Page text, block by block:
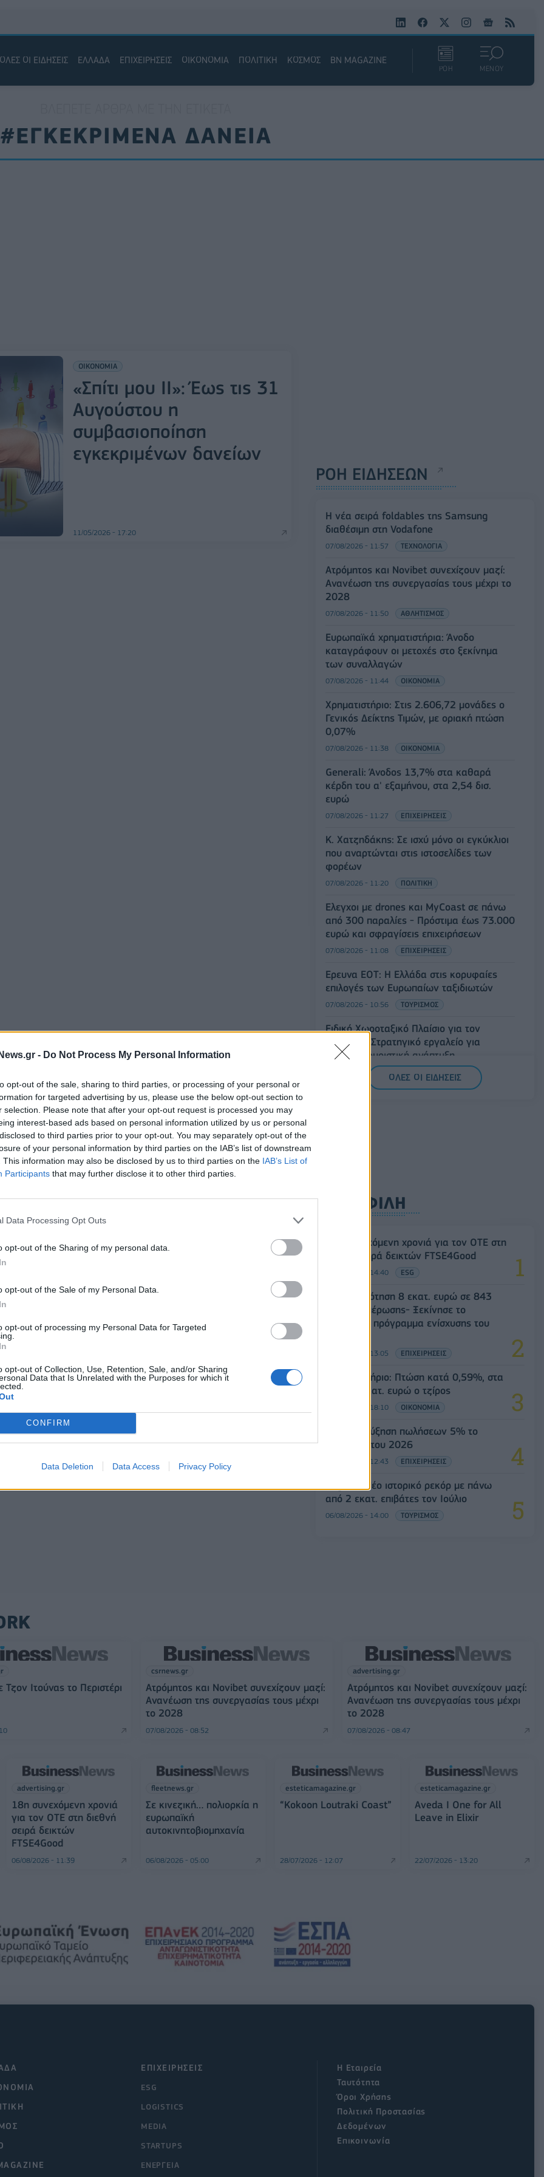
- Do Not Process My Personal Information
opt-out of the sale, sharing to third parties, or processing of your personal or
for targeted advertising by us, please use the below opt-out section to
selection. Please note that after your opt-out request is processed you may
interest-based ads based on personal information utilized by us or personal
to third parties prior to your opt-out. You may separately opt-out of the
of your personal information by third parties on the IAB’s list of downstream
This information may also be disclosed by us to third parties on the IAB’s List of
Participants that may further disclose it to other third parties.
Data Processing Opt Outs
opt-out of the Sharing of my personal data.
opt-out of the Sale of my Personal Data.
opt-out of processing my Personal Data for Targeted
opt-out of Collection, Use, Retention, Sale, and/or Sharing
Data that Is Unrelated with the Purposes for which it
CONFIRM
Data Deletion Data Access Privacy Policy
ΟΛΕΣ ΟΙ ΕΙΔΗΣΕΙΣ ΕΛΛΑΔΑ ΕΠΙΧΕΙΡΗΣΕΙΣ ΟΙΚΟΝΟΜΙΑ ΠΟΛΙΤΙΚΗ ΚΟΣΜΟΣ BN MAGAZINE
ΡΟΗ ΜΕΝΟΥ
#ΕΓΚΕΚΡΙΜΕΝΑ ΔΑΝΕΙΑ
ΟΙΚΟΝΟΜΙΑ
«Σπίτι μου ΙΙ»: Έως τις 31
Αυγούστου η
συμβασιοποίηση
εγκεκριμένων δανείων
11/05/2026 - 17:20
ΡΟΗ ΕΙΔΗΣΕΩΝ
Η νέα σειρά foldables της Samsung
διαθέσιμη στη Vodafone
07/08/2026 - 11:57 ΤΕΧΝΟΛΟΓΙΑ
Ατρόμητος και Novibet συνεχίζουν μαζί:
Ανανέωση της συνεργασίας τους μέχρι το
2028
07/08/2026 - 11:50 ΑΘΛΗΤΙΣΜΟΣ
Ευρωπαϊκά χρηματιστήρια: Άνοδο
καταγράφουν οι μετοχές στο ξεκίνημα
των συναλλαγών
07/08/2026 - 11:44 ΟΙΚΟΝΟΜΙΑ
Χρηματιστήριο: Στις 2.606,72 μονάδες ο
Γενικός Δείκτης Τιμών, με οριακή πτώση
0,07%
07/08/2026 - 11:38 ΟΙΚΟΝΟΜΙΑ
Generali: Άνοδος 13,7% στα καθαρά
κέρδη του α' εξαμήνου, στα 2,54 δισ.
ευρώ
07/08/2026 - 11:27 ΕΠΙΧΕΙΡΗΣΕΙΣ
Κ. Χατζηδάκης: Σε ισχύ μόνο οι εγκύκλιοι
που αναρτώνται στις ιστοσελίδες των
φορέων
07/08/2026 - 11:20 ΠΟΛΙΤΙΚΗ
Έλεγχοι με drones και MyCoast σε πάνω
από 300 παραλίες - Πρόστιμα έως 73.000
ευρώ και σφραγίσεις επιχειρήσεων
07/08/2026 - 11:08 ΕΠΙΧΕΙΡΗΣΕΙΣ
Έρευνα ΕΟΤ: Η Ελλάδα στις κορυφαίες
επιλογές των Ευρωπαίων ταξιδιωτών
07/08/2026 - 10:56 ΤΟΥΡΙΣΜΟΣ
Ειδικό Χωροταξικό Πλαίσιο για τον
Τουρισμό: Στρατηγικό εργαλείο για
βιώσιμη τουριστική ανάπτυξη
07/08/2026 - 10:43 ΠΟΛΙΤΙΚΗ
ΟΛΕΣ ΟΙ ΕΙΔΗΣΕΙΣ
ΔΗΜΟΦΙΛΗ
18η συνεχόμενη χρονιά για τον ΟΤΕ στη
διεθνή σειρά δεικτών FTSE4Good
06/08/2026 - 14:40 ESG
Χρηματοδότηση 8 εκατ. ευρώ σε 843
μέσα ενημέρωσης- Ξεκίνησε το
πενταετές πρόγραμμα ενίσχυσης του
06/08/2026 - 13:05 ΕΠΙΧΕΙΡΗΣΕΙΣ
Χρηματιστήριο: Πτώση κατά 0,59%, στα
320,42 εκατ. ευρώ ο τζίρος
06/08/2026 - 18:10 ΟΙΚΟΝΟΜΙΑ
JUMBO: Αύξηση πωλήσεων 5% το
επτάμηνο του 2026
06/08/2026 - 12:43 ΕΠΙΧΕΙΡΗΣΕΙΣ
Aegean: Νέο ιστορικό ρεκόρ με πάνω
από 2 εκατ. επιβάτες τον Ιούλιο
06/08/2026 - 14:00 ΤΟΥΡΙΣΜΟΣ
Ιτούνας το Περιστέρι
csrnews.gr
Ατρόμητος και Novibet συνεχίζουν μαζί:
Ανανέωση της συνεργασίας τους μέχρι
το 2028
07/08/2026 - 08:52
advertising.gr
Ατρόμητος και Novibet συνεχίζουν μαζί:
Ανανέωση της συνεργασίας τους μέχρι
το 2028
07/08/2026 - 08:47
advertising.gr
18η συνεχόμενη χρονιά
για τον ΟΤΕ στη διεθνή
σειρά δεικτών
FTSE4Good
06/08/2026 - 11:39
fleetnews.gr
Σε κινεζική… πολιορκία η
ευρωπαϊκή
αυτοκινητοβιομηχανία
06/08/2026 - 05:00
esteticamagazine.gr
“Kokoon Loutraki Coast”
28/07/2026 - 12:07
esteticamagazine.gr
Aveda I One for All
Leave in Elixir
22/07/2026 - 13:20
ΕΠΙΧΕΙΡΗΣΕΙΣ
ESG
LOGISTICS
MEDIA
STARTUPS
ΕΝΕΡΓΕΙΑ
Η Εταιρεία
Ταυτότητα
Όροι Χρήσης
Πολιτική Προστασίας
Δεδομένων
Επικοινωνία